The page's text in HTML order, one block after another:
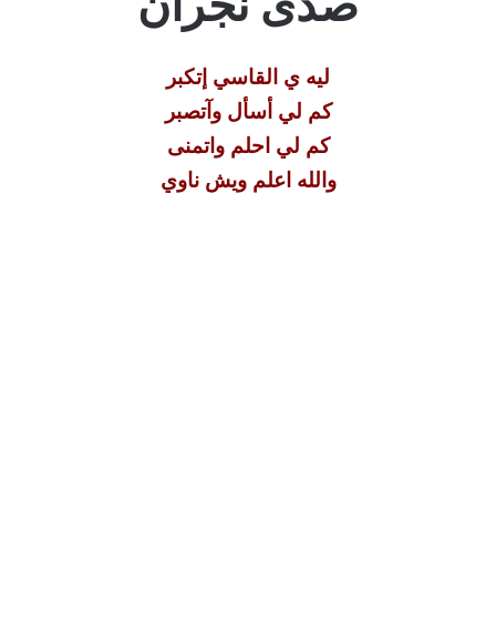
ليه ي القاسي إتكبر
كم لي أسأل وآتصبر
كم لي احلم واتمنى
والله اعلم ويش ناوي